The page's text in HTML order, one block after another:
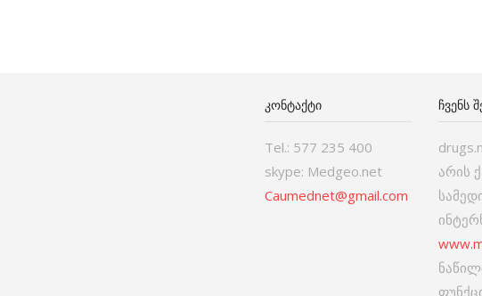
ᲙᲝᲜᲢᲐᲥᲢᲘ
Tel.: 577 235 400
skype: Medgeo.net
Caumednet@gmail.com
ᲩᲕᲔᲜᲡ
არის